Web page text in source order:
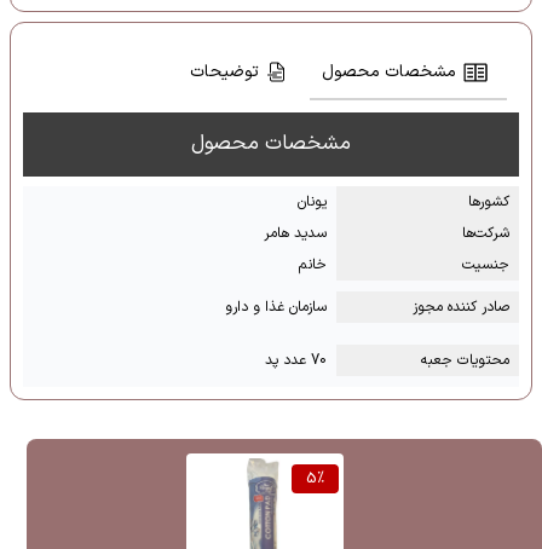
مشخصات محصول توضیحات
مشخصات محصول
کشور‌ها
یونان
شرکت‌ها
سدید هامر
جنسیت
خانم
صادر کننده مجوز
سازمان غذا و دارو
محتویات جعبه 70 عدد پد
5%